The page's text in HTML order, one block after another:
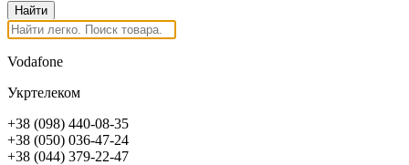
Vodafone
Укртелеком
+38 (098) 440-08-35
+38 (050) 036-47-24
+38 (044) 379-22-47